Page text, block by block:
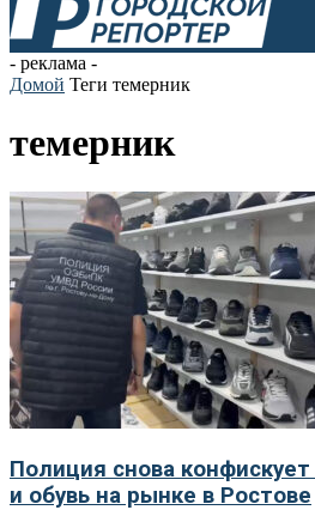
- реклама -
Домой Теги темерник
темерник
Полиция снова
и обувь на рынке в Ростове